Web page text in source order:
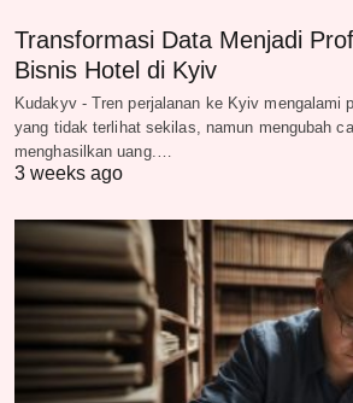
Transformasi Data Menjadi
Bisnis Hotel di Kyiv
Kudakyv - Tren perjalanan ke Kyiv mengalami
yang tidak terlihat sekilas, namun mengubah
menghasilkan uang.…
3 weeks ago